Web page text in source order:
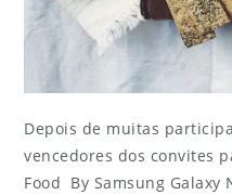
Depois de muitas
vencedores dos convites
Food By Samsung Galaxy